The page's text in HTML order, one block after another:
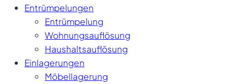
Entrümpelungen
Entrümpelung
Wohnungsauflösung
Haushaltsauflösung
Einlagerungen
Möbellagerung